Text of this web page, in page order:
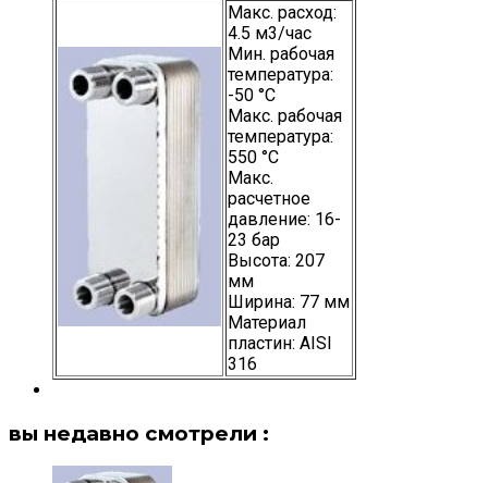
Макс. расход:
4.5 м3/час
Мин. рабочая
температура:
-50 °C
Макс. рабочая
температура:
550 °C
Макс.
расчетное
давление: 16-
23 бар
Высота: 207
мм
Ширина: 77 мм
Материал
пластин: AISI
316
вы недавно смотрели :